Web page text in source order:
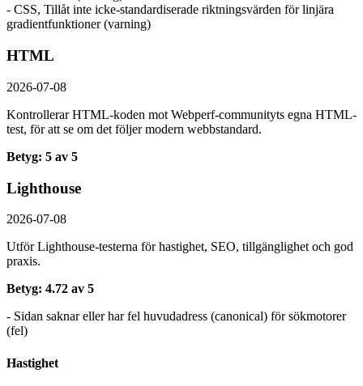
- CSS, Tillåt inte icke-standardiserade riktningsvärden för linjära
gradientfunktioner (varning)
HTML
2026-07-08
Kontrollerar HTML-koden mot Webperf-communityts egna HTML-
test, för att se om det följer modern webbstandard.
Betyg: 5 av 5
Lighthouse
2026-07-08
Utför Lighthouse-testerna för hastighet, SEO, tillgänglighet och god
praxis.
Betyg: 4.72 av 5
- Sidan saknar eller har fel huvudadress (canonical) för sökmotorer
(fel)
Hastighet